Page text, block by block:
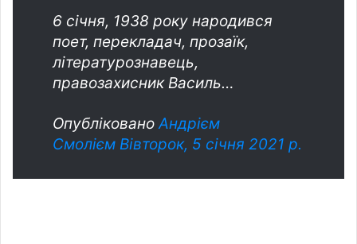
6 січня, 1938 року народився
поет, перекладач, прозаїк,
літературознавець,
правозахисник Василь…
ОпублікованоАндрієм
Смолієм Вівторок, 5 січня 2021 р.